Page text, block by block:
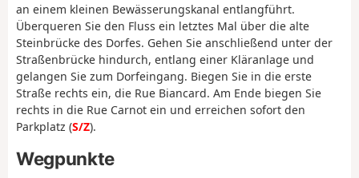
an einem kleinen Bewässerungskanal entlangführt.
Überqueren Sie den Fluss ein letztes Mal über die alte
Steinbrücke des Dorfes. Gehen Sie anschließend unter der
Straßenbrücke hindurch, entlang einer Kläranlage und
gelangen Sie zum Dorfeingang. Biegen Sie in die erste
Straße rechts ein, die Rue Biancard. Am Ende biegen Sie
rechts in die Rue Carnot ein und erreichen sofort den
Parkplatz (S/Z).
Wegpunkte